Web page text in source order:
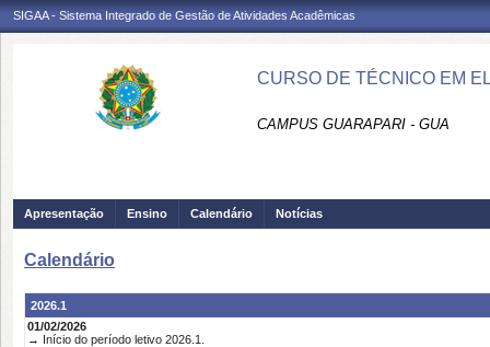
SIGAA - Sistema Integrado de Gestão de Atividades Acadêmicas
CURSO DE TÉCNICO EM
CAMPUS GUARAPARI - GUA
Apresentação Ensino Calendário Notícias
Calendário
2026.1
01/02/2026
→ Início do período letivo 2026.1.